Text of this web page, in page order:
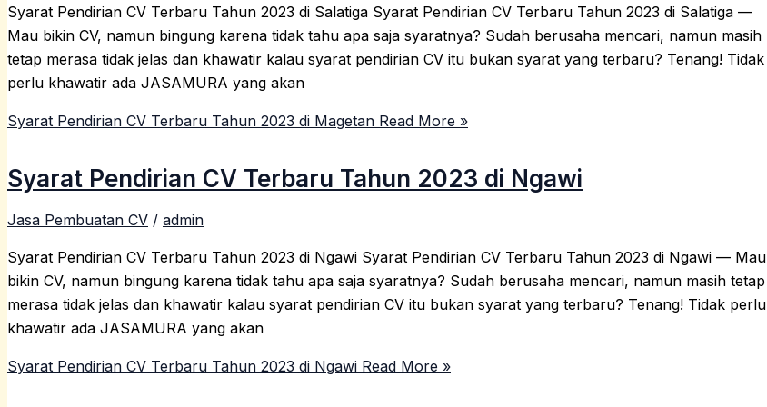
Syarat Pendirian CV Terbaru Tahun 2023 di Salatiga Syarat Pendirian CV Terbaru Tahun 2023 di Salatiga —
Mau bikin CV, namun bingung karena tidak tahu apa saja syaratnya? Sudah berusaha mencari, namun masih
tetap merasa tidak jelas dan khawatir kalau syarat pendirian CV itu bukan syarat yang terbaru? Tenang! Tidak
perlu khawatir ada JASAMURA yang akan
Syarat Pendirian CV Terbaru Tahun 2023 di Magetan Read More »
Syarat Pendirian CV Terbaru Tahun 2023 di Ngawi
Jasa Pembuatan CV / admin
Syarat Pendirian CV Terbaru Tahun 2023 di Ngawi Syarat Pendirian CV Terbaru Tahun 2023 di Ngawi — Mau
bikin CV, namun bingung karena tidak tahu apa saja syaratnya? Sudah berusaha mencari, namun masih tetap
merasa tidak jelas dan khawatir kalau syarat pendirian CV itu bukan syarat yang terbaru? Tenang! Tidak perlu
khawatir ada JASAMURA yang akan
Syarat Pendirian CV Terbaru Tahun 2023 di Ngawi Read More »